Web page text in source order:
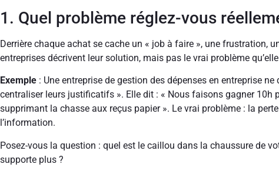
1. Quel problème réglez-vous
Derrière chaque achat se cache un « job à faire », une frustration,
entreprises décrivent leur solution, mais pas le vrai problème
Exemple : Une entreprise de gestion des dépenses en entreprise
centraliser leurs justificatifs ». Elle dit : « Nous faisons gagner 10h
supprimant la chasse aux reçus papier ». Le vrai problème : la
l’information.
Posez-vous la question : quel est le caillou dans la chaussure de
supporte plus ?